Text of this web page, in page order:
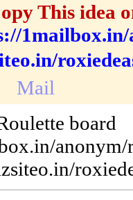
This idea
Mail
board
anonym/